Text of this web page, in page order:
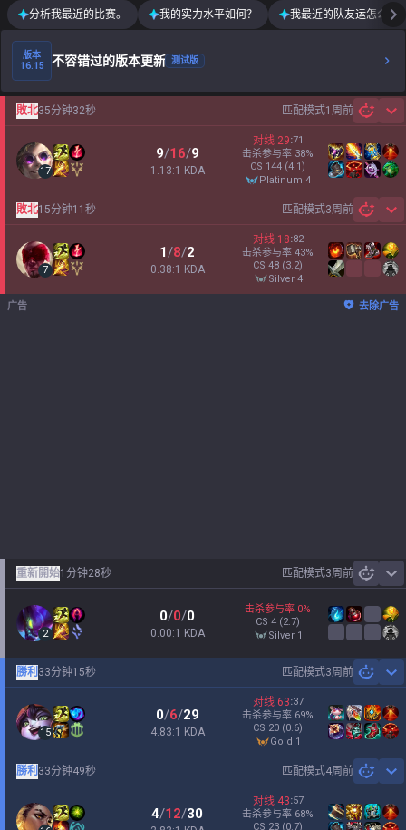
分析我最近的比赛。 我的实力水平如何？ 我最近的队友运怎么样
版本
16.15
不容错过的版本更新 测试版
匹配模式1周前
敗北35分钟32秒
17
9/16/9
1.13:1 KDA
对线 29:71
击杀参与率 38%
CS 144 (4.1)
platinum 4
匹配模式3周前
敗北15分钟11秒
7
1/8/2
0.38:1 KDA
对线 18:82
击杀参与率 43%
CS 48 (3.2)
silver 4
广告 去除广告
匹配模式3周前
重新開始1分钟28秒
2
0/0/0
0.00:1 KDA
击杀参与率 0%
CS 4 (2.7)
silver 1
匹配模式3周前
勝利 33分钟15秒
15
0/6/29
4.83:1 KDA
对线 63:37
击杀参与率 69%
CS 20 (0.6)
gold 1
匹配模式4周前
勝利 33分钟49秒
4/12/30
对线 43:57
击杀参与率 68%
CS 23 (0.7)